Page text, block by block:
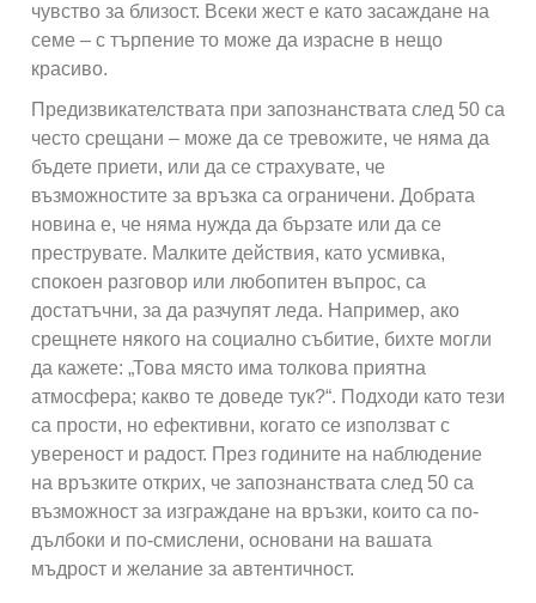
чувство за близост. Всеки жест е като засаждане на
семе – с търпение то може да израсне в нещо
красиво.
Предизвикателствата при запознанствата след 50 са
често срещани – може да се тревожите, че няма да
бъдете приети, или да се страхувате, че
възможностите за връзка са ограничени. Добрата
новина е, че няма нужда да бързате или да се
преструвате. Малките действия, като усмивка,
спокоен разговор или любопитен въпрос, са
достатъчни, за да разчупят леда. Например, ако
срещнете някого на социално събитие, бихте могли
да кажете: „Това място има толкова приятна
атмосфера; какво те доведе тук?“. Подходи като тези
са прости, но ефективни, когато се използват с
увереност и радост. През годините на наблюдение
на връзките открих, че запознанствата след 50 са
възможност за изграждане на връзки, които са по-
дълбоки и по-смислени, основани на вашата
мъдрост и желание за автентичност.